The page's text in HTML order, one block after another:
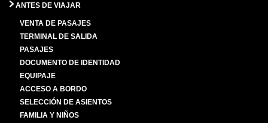
ANTES DE VIAJAR
VENTA DE PASAJES
TERMINAL DE SALIDA
PASAJES
DOCUMENTO DE IDENTIDAD
EQUIPAJE
ACCESO A BORDO
SELECCIÓN DE ASIENTOS
FAMILIA Y NIÑOS